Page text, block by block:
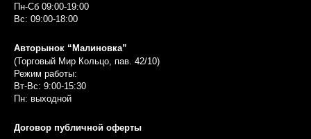
Пн-Сб 09:00-19:00
Вс: 09:00-18:00
Авторынок “Малиновка”
(Торговый Мир Кольцо, пав. 42/10)
Режим работы:
Вт-Вс: 9:00-15:30
Пн: выходной
Договор публичной оферты